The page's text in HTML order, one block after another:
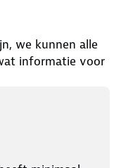
we kunnen alle
informatie voor